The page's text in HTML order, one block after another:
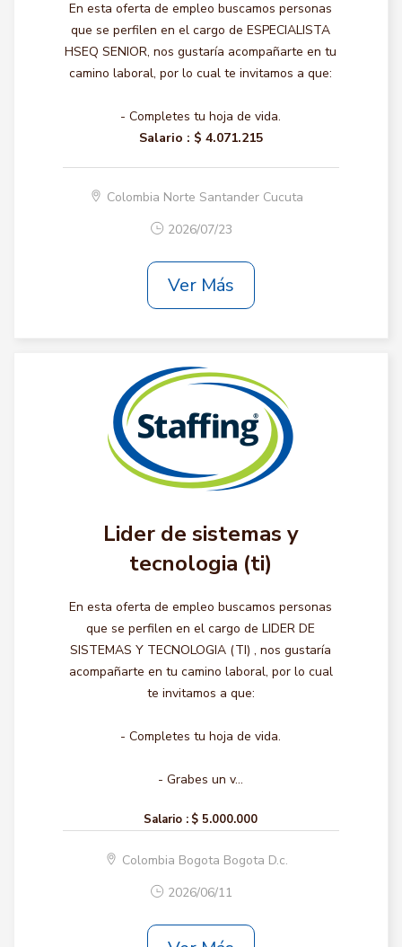
En esta oferta de empleo buscamos personas
que se perfilen en el cargo de ESPECIALISTA
HSEQ SENIOR, nos gustaría acompañarte en tu
camino laboral, por lo cual te invitamos a que:
- Completes tu hoja de vida.
Salario : $ 4.071.215
Colombia Norte Santander Cucuta
2026/07/23
Ver Más
Lider de sistemas y
tecnologia (ti)
En esta oferta de empleo buscamos personas
que se perfilen en el cargo de LIDER DE
SISTEMAS Y TECNOLOGIA (TI) , nos gustaría
acompañarte en tu camino laboral, por lo cual
te invitamos a que:
- Completes tu hoja de vida.
- Grabes un v...
Salario : $ 5.000.000
Colombia Bogota Bogota D.c.
2026/06/11